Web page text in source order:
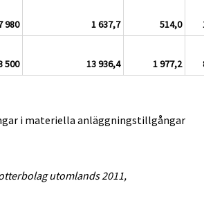
980 1 637,7 514,0
500 13 936,4 1 977,2
i materiella anläggningstillgångar
utomlands 2011,